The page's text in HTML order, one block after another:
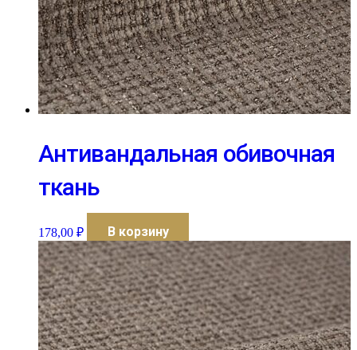
Антивандальная обивочная
ткань
178,00 ₽ В корзину